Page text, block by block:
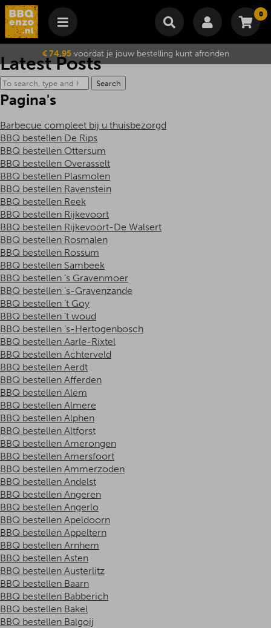
0
Winkelmand
Je winkelwagen is momenteel leeg.
Subtotaal €
Wijzig winkelmand
€ 74,95voordat je jouw bestelling kunt afronden
Latest Posts
Search
Pagina's
Barbecue compleet bij u thuisbezorgd
BBQ bestellen De Rips
BBQ bestellen Ottersum
BBQ bestellen Overasselt
BBQ bestellen Plasmolen
BBQ bestellen Ravenstein
BBQ bestellen Reek
BBQ bestellen Rijkevoort
BBQ bestellen Rijkevoort-De Walsert
BBQ bestellen Rosmalen
BBQ bestellen Rossum
BBQ bestellen Sambeek
BBQ bestellen ’s Gravenmoer
BBQ bestellen ‘s-Gravenzande
BBQ bestellen ’t Goy
BBQ bestellen ’t woud
BBQ bestellen ‘s-Hertogenbosch
BBQ bestellen Aarle-Rixtel
BBQ bestellen Achterveld
BBQ bestellen Aerdt
BBQ bestellen Afferden
BBQ bestellen Alem
BBQ bestellen Almere
BBQ bestellen Alphen
BBQ bestellen Altforst
BBQ bestellen Amerongen
BBQ bestellen Amersfoort
BBQ bestellen Ammerzoden
BBQ bestellen Andelst
BBQ bestellen Angeren
BBQ bestellen Angerlo
BBQ bestellen Apeldoorn
BBQ bestellen Appeltern
BBQ bestellen Arnhem
BBQ bestellen Asten
BBQ bestellen Austerlitz
BBQ bestellen Baarn
BBQ bestellen Babberich
BBQ bestellen Bakel
BBQ bestellen Balgoij